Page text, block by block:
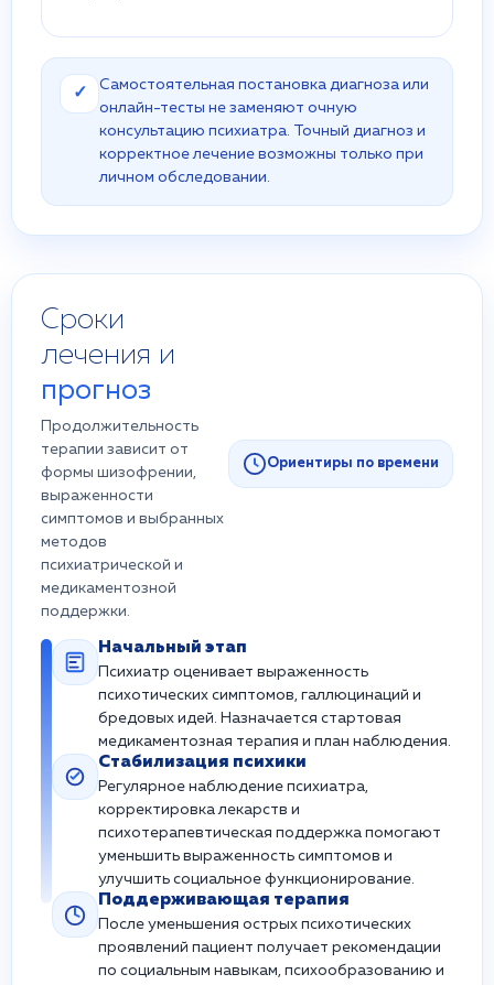
✓
Самостоятельная постановка диагноза или
онлайн-тесты не заменяют очную
консультацию психиатра. Точный диагноз и
корректное лечение возможны только при
личном обследовании.
Сроки
лечения и
прогноз
Продолжительность
терапии зависит от
формы шизофрении,
выраженности
симптомов и выбранных
методов
психиатрической и
медикаментозной
поддержки.
Ориентиры по времени
Начальный этап
Психиатр оценивает выраженность
психотических симптомов, галлюцинаций и
бредовых идей. Назначается стартовая
медикаментозная терапия и план наблюдения.
Стабилизация психики
Регулярное наблюдение психиатра,
корректировка лекарств и
психотерапевтическая поддержка помогают
уменьшить выраженность симптомов и
улучшить социальное функционирование.
Поддерживающая терапия
После уменьшения острых психотических
проявлений пациент получает рекомендации
по социальным навыкам, психообразованию и